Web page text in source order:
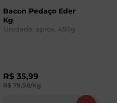
Bacon Pedaço Eder
Kg
Unidade: aprox. 450g
R$ 35,99
R$ 79,98/Kg